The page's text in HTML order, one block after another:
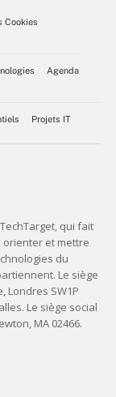
Cookies
Agenda
Projets IT